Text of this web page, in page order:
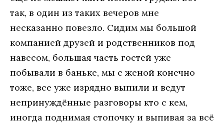
так, в один из таких вечеров мне
несказанно повезло. Сидим мы большой
компанией друзей и родственников под
навесом, большая часть гостей уже
побывали в баньке, мы с женой конечно
тоже, все уже изрядно выпили и ведут
непринуждённые разговоры кто с кем,
иногда поднимая стопочку и выпивая за всё